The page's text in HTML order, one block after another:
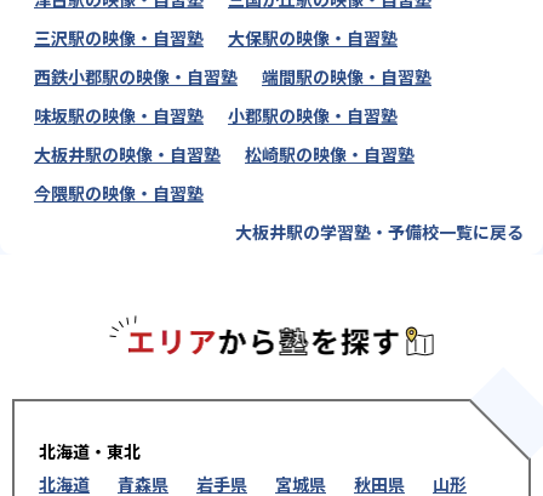
三沢駅の映像・自習塾
大保駅の映像・自習塾
西鉄小郡駅の映像・自習塾
端間駅の映像・自習塾
味坂駅の映像・自習塾
小郡駅の映像・自習塾
大板井駅の映像・自習塾
松崎駅の映像・自習塾
今隈駅の映像・自習塾
大板井駅の学習塾・予備校一覧に戻る
北海道・東北
北海道
青森県 岩手県 宮城県 秋田県 山形